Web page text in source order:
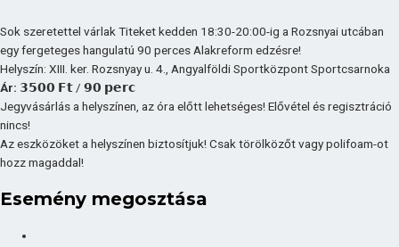
Sok szeretettel várlak Titeket kedden 18:30-20:00-ig a Rozsnyai utcában
egy fergeteges hangulatú 90 perces Alakreform edzésre!
Helyszín: XIII. ker. Rozsnyay u. 4., Angyalföldi Sportközpont Sportcsarnoka
Ár: 𝟯𝟱𝟬𝟬 𝗙𝘁 / 𝟵𝟬 𝗽𝗲𝗿𝗰
Jegyvásárlás a helyszínen, az óra előtt lehetséges! Elővétel és regisztráció
nincs!
Az eszközöket a helyszínen biztosítjuk! Csak törölközőt vagy polifoam-ot
hozz magaddal!
Esemény megosztása